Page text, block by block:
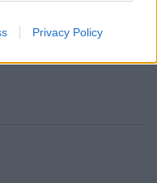
Privacy Policy